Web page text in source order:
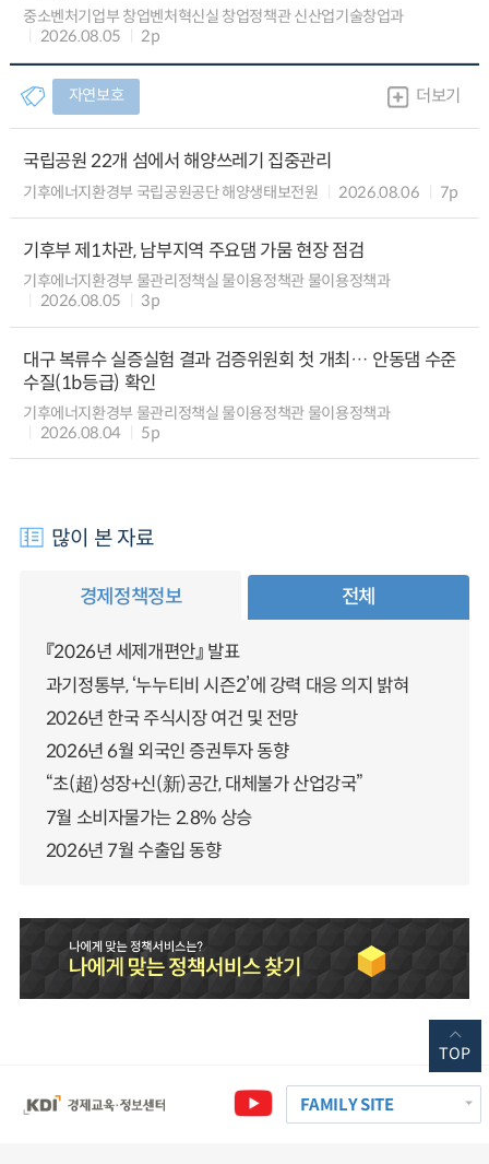
중소벤처기업부 창업벤처혁신실 창업정책관 신산업기술창업과
2026.08.05
2p
자연보호 더보기
국립공원 22개 섬에서 해양쓰레기 집중관리
기후에너지환경부 국립공원공단 해양생태보전원 2026.08.06 7p
기후부 제1차관, 남부지역 주요댐 가뭄 현장 점검
기후에너지환경부 물관리정책실 물이용정책관 물이용정책과
2026.08.05
3p
대구 복류수 실증실험 결과 검증위원회 첫 개최… 안동댐 수준
수질(1b등급) 확인
기후에너지환경부 물관리정책실 물이용정책관 물이용정책과
2026.08.04
5p
많이 본 자료
경제정책정보 전체
『2026년 세제개편안』 발표
과기정통부, ‘누누티비 시즌2’에 강력 대응 의지 밝혀
2026년 한국 주식시장 여건 및 전망
2026년 6월 외국인 증권투자 동향
“초(超)성장+신(新)공간, 대체불가 산업강국”
7월 소비자물가는 2.8% 상승
2026년 7월 수출입 동향
FAMILY SITE
TOP